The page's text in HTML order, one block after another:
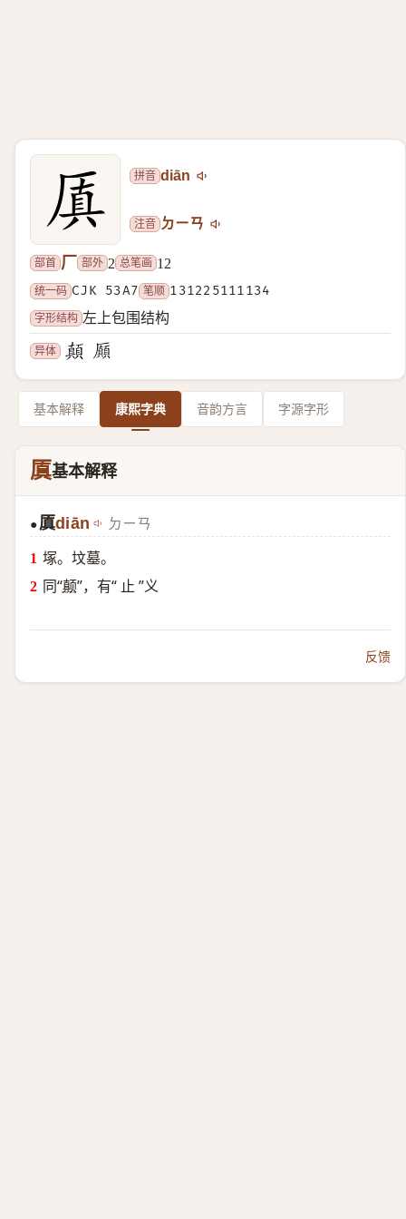
拼音 diān
注音 ㄉㄧㄢ
部首 厂 部外 2 总笔画 12
统一码 CJK 53A7 笔顺 131225111134
字形结构 左上包围结构
异体
基本解释 康熙字典 音韵方言 字源字形
厧基本解释
● 厧diān ㄉㄧㄢ
塚。坟墓。
同“颠”，有“ 止 ”义
反馈